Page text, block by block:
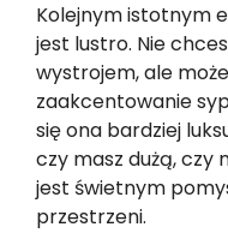
Kolejnym istotnym
jest lustro. Nie
wystrojem, ale
zaakcentowanie
się ona bardziej
czy masz dużą, czy
jest świetnym
przestrzeni.